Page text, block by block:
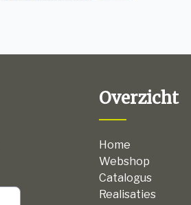
Overzicht
Home
Webshop
Catalogus
Realisaties